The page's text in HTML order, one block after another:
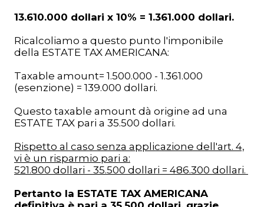
13.610.000 dollari x 10% = 1.361.000 dollari.
Ricalcoliamo a questo punto l'imponibile
della ESTATE TAX AMERICANA:
Taxable amount= 1.500.000 - 1.361.000
(esenzione) = 139.000 dollari.
Questo taxable amount dà origine ad una
ESTATE TAX pari a 35.500 dollari.
Rispetto al caso senza applicazione dell'art. 4,
vi è un risparmio pari a:
521.800 dollari - 35.500 dollari = 486.300 dollari.
Pertanto la ESTATE TAX AMERICANA